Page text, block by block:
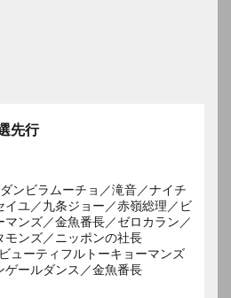
先行
ンビラムーチョ／滝音／ナイチ
イユ／九条ジョー／赤嶺総理／ビ
マンズ／金魚番長／ゼロカラン／
モンズ／ニッポンの社長
ューティフルトーキョーマンズ
ゲールダンス／金魚番長